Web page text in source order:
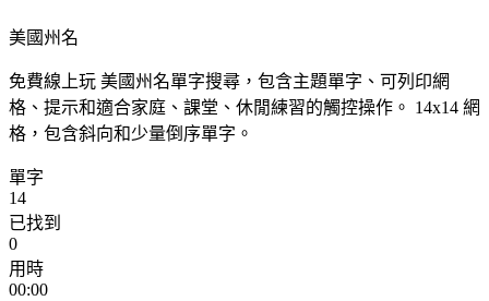
美國州名
免費線上玩 美國州名單字搜尋，包含主題單字、可列印網
格、提示和適合家庭、課堂、休閒練習的觸控操作。 14x14 網
格，包含斜向和少量倒序單字。
單字
14
已找到
0
用時
00:00